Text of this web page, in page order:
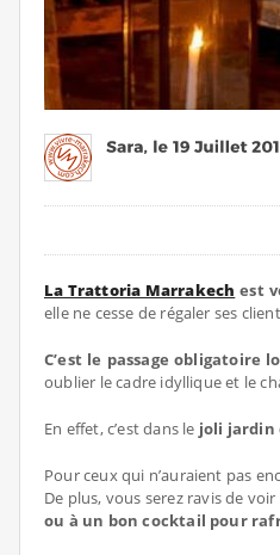
La Trattoria Marrakech est
elle ne cesse de régaler ses
C’est le passage obligatoire
oublier le cadre idyllique et le
En effet, c’est dans le joli jardin
Pour ceux qui n’auraient pas
De plus, vous serez ravis de
ou à un bon cocktail pour